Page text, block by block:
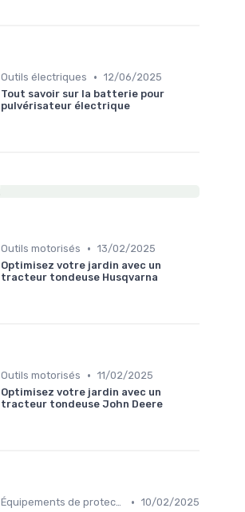
Outils électriques • 12/06/2025
Tout savoir sur la batterie pour
pulvérisateur électrique
Outils motorisés • 13/02/2025
Optimisez votre jardin avec un
tracteur tondeuse Husqvarna
Outils motorisés • 11/02/2025
Optimisez votre jardin avec un
tracteur tondeuse John Deere
Équipements de protection • 10/02/2025